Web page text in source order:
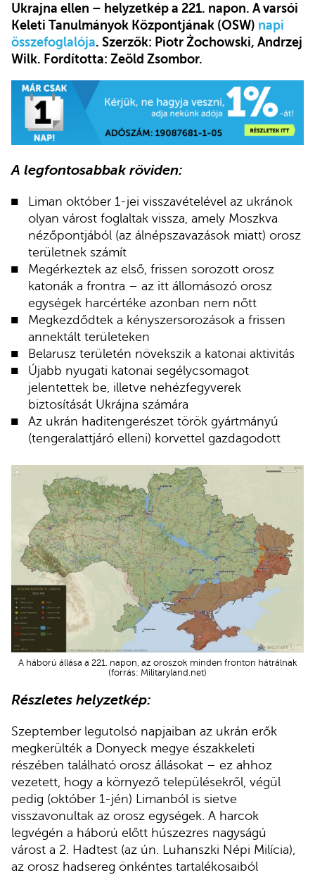
Ukrajna ellen – helyzetkép a 221. napon. A varsói
Keleti Tanulmányok Központjának (OSW) napi
összefoglalója. Szerzők: Piotr Żochowski, Andrzej
Wilk. Fordította: Zeöld Zsombor.
A legfontosabbak röviden:
Liman október 1-jei visszavételével az ukránok
olyan várost foglaltak vissza, amely Moszkva
nézőpontjából (az álnépszavazások miatt) orosz
területnek számít
Megérkeztek az első, frissen sorozott orosz
katonák a frontra – az itt állomásozó orosz
egységek harcértéke azonban nem nőtt
Megkezdődtek a kényszersorozások a frissen
annektált területeken
Belarusz területén növekszik a katonai aktivitás
Újabb nyugati katonai segélycsomagot
jelentettek be, illetve nehézfegyverek
biztosítását Ukrájna számára
Az ukrán haditengerészet török gyártmányú
(tengeralattjáró elleni) korvettel gazdagodott
A háború állása a 221. napon, az oroszok minden fronton hátrálnak
(forrás: Militaryland.net)
Részletes helyzetkép:
Szeptember legutolsó napjaiban az ukrán erők
megkerülték a Donyeck megye északkeleti
részében található orosz állásokat – ez ahhoz
vezetett, hogy a környező településekről, végül
pedig (október 1-jén) Limanból is sietve
visszavonultak az orosz egységek. A harcok
legvégén a háború előtt húszezres nagyságú
várost a 2. Hadtest (az ún. Luhanszki Népi Milícia),
az orosz hadsereg önkéntes tartalékosaiból